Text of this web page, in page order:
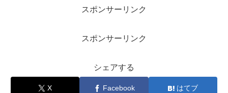
スポンサーリンク
スポンサーリンク
シェアする
X Facebook はてブ